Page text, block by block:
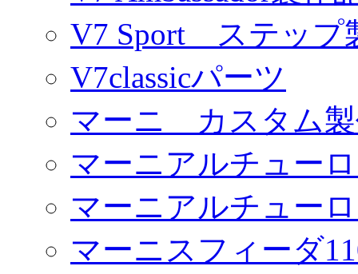
V7 Sport ステップ
V7classicパーツ
マーニ カスタム
マーニアルチュー
マーニアルチュー
マーニスフィーダ